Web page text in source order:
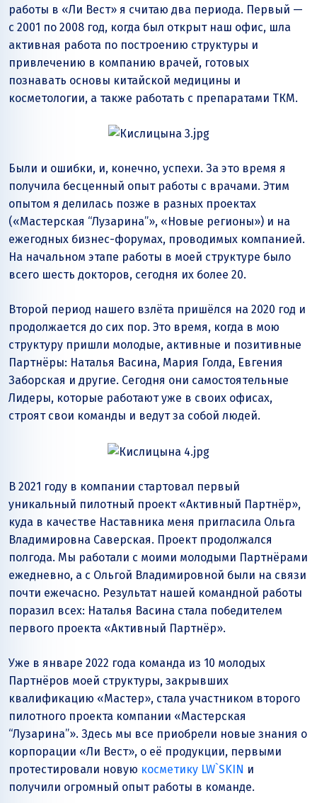
работы в «Ли Вест» я считаю два периода. Первый —
с 2001 по 2008 год, когда был открыт наш офис, шла
активная работа по построению структуры и
привлечению в компанию врачей, готовых
познавать основы китайской медицины и
косметологии, а также работать с препаратами ТКМ.
Были и ошибки, и, конечно, успехи. За это время я
получила бесценный опыт работы с врачами. Этим
опытом я делилась позже в разных проектах
(«Мастерская “Лузарина”», «Новые регионы») и на
ежегодных бизнес-форумах, проводимых компанией.
На начальном этапе работы в моей структуре было
всего шесть докторов, сегодня их более 20.
Второй период нашего взлёта пришёлся на 2020 год и
продолжается до сих пор. Это время, когда в мою
структуру пришли молодые, активные и позитивные
Партнёры: Наталья Васина, Мария Голда, Евгения
Заборская и другие. Сегодня они самостоятельные
Лидеры, которые работают уже в своих офисах,
строят свои команды и ведут за собой людей.
В 2021 году в компании стартовал первый
уникальный пилотный проект «Активный Партнёр»,
куда в качестве Наставника меня пригласила Ольга
Владимировна Саверская. Проект продолжался
полгода. Мы работали с моими молодыми Партнёрами
ежедневно, а с Ольгой Владимировной были на связи
почти ежечасно. Результат нашей командной работы
поразил всех: Наталья Васина стала победителем
первого проекта «Активный Партнёр».
Уже в январе 2022 года команда из 10 молодых
Партнёров моей структуры, закрывших
квалификацию «Мастер», стала участником второго
пилотного проекта компании «Мастерская
“Лузарина”». Здесь мы все приобрели новые знания о
корпорации «Ли Вест», о её продукции, первыми
протестировали новую косметику LW`SKIN и
получили огромный опыт работы в команде.